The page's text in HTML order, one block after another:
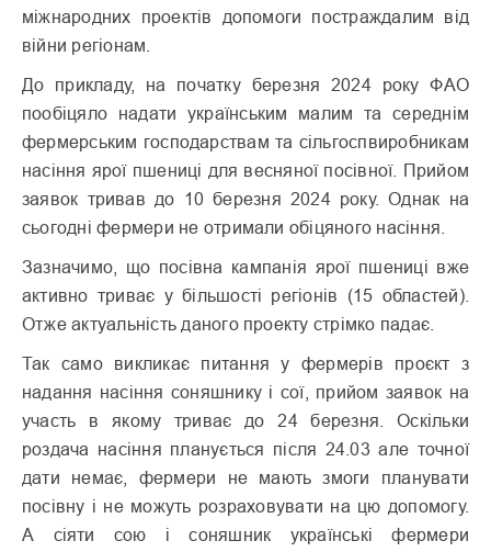
міжнародних проектів допомоги постраждалим від
війни регіонам.
До прикладу, на початку березня 2024 року ФАО
пообіцяло надати українським малим та середнім
фермерським господарствам та сільгоспвиробникам
насіння ярої пшениці для весняної посівної. Прийом
заявок тривав до 10 березня 2024 року. Однак на
сьогодні фермери не отримали обіцяного насіння.
Зазначимо, що посівна кампанія ярої пшениці вже
активно триває у більшості регіонів (15 областей).
Отже актуальність даного проекту стрімко падає.
Так само викликає питання у фермерів проєкт з
надання насіння соняшнику і сої, прийом заявок на
участь в якому триває до 24 березня. Оскільки
роздача насіння планується після 24.03 але точної
дати немає, фермери не мають змоги планувати
посівну і не можуть розраховувати на цю допомогу.
А сіяти сою і соняшник українські фермери